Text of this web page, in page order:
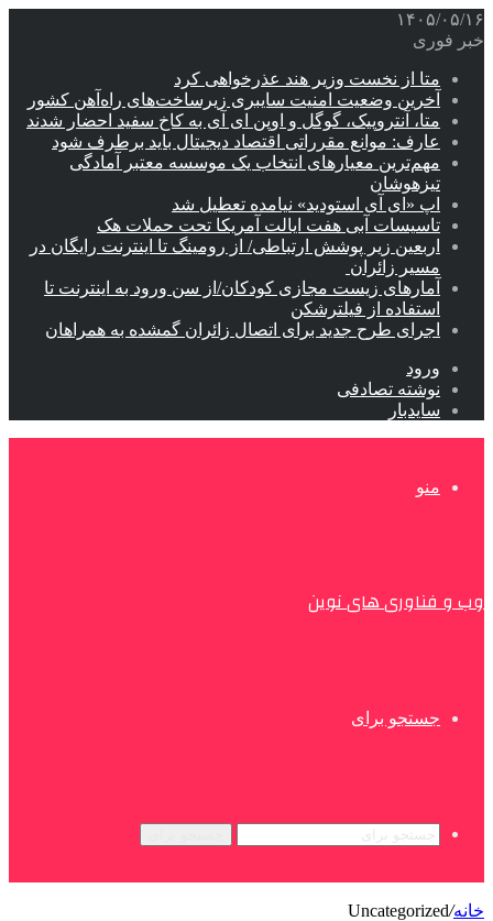
۱۴۰۵/۰۵/۱۶
خبر فوری
متا از نخست وزیر هند عذرخواهی کرد
آخرین وضعیت امنیت سایبری زیرساخت‌های راه‌آهن کشور
متا، آنتروپیک، گوگل و اوپن ای آی به کاخ سفید احضار شدند
عارف: موانع مقرراتی اقتصاد دیجیتال باید برطرف شود
مهم‌ترین معیارهای انتخاب یک موسسه معتبر آمادگی
تیزهوشان
اپ «ای آی استودید» نیامده تعطیل شد
تاسیسات آبی هفت ایالت آمریکا تحت حملات هک
اربعین زیر پوشش ارتباطی/ از رومینگ تا اینترنت رایگان در
مسیر زائران
آمارهای زیست مجازی کودکان/از سن ورود به اینترنت تا
استفاده از فیلترشکن
اجرای طرح جدید برای اتصال زائران گمشده به همراهان
ورود
نوشته تصادفی
سایدبار
منو
وب و فناوری های نوین
جستجو برای
خانه/
Uncategorized